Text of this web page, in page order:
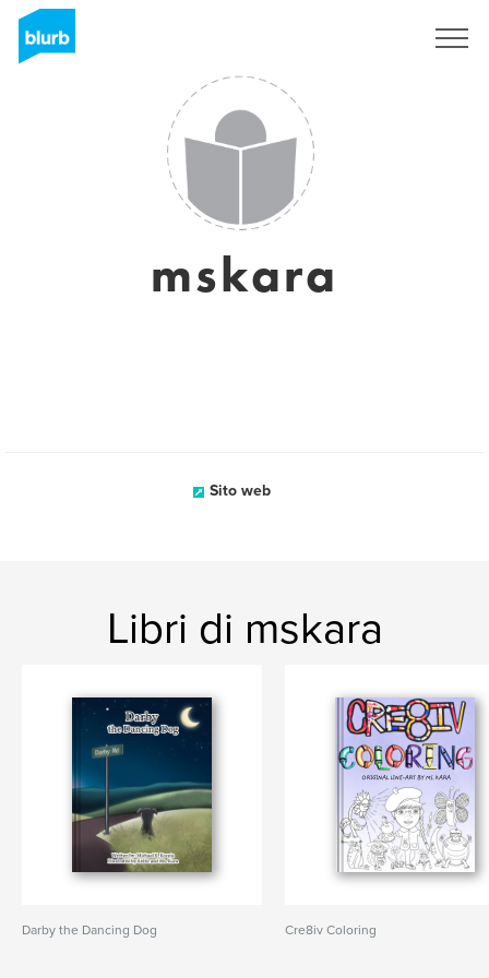
mskara
Sito web
Libri di mskara
Darby the Dancing Dog Cre8iv Coloring